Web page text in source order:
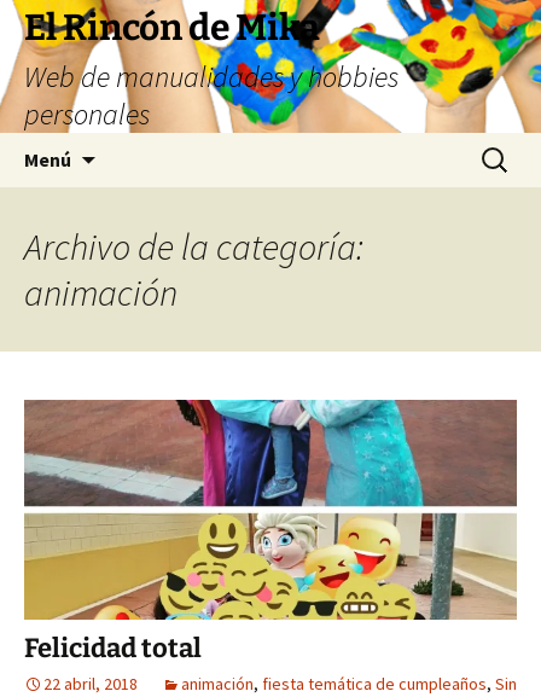
Saltar
contenido
El Rincón de Mika
Web de manualidades y hobbies
personales
Menú Buscar:
Archivo de la categoría:
animación
Felicidad total
22 abril, 2018 animación, fiesta temática de cumpleaños, Sin